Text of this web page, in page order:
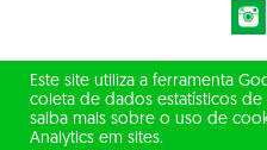
© 2017 - 2026 –
TODOS OS
Este site utiliza a ferramenta
coleta de dados estatísticos de
saiba mais sobre o uso de
Analytics em sites.